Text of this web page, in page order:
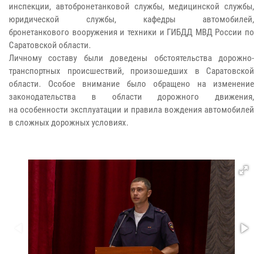
инспекции, автобронетанковой службы, медицинской службы,
юридической службы, кафедры автомобилей,
бронетанкового вооружения и техники и ГИБДД МВД России по
Саратовской области.
Личному составу были доведены обстоятельства дорожно-
транспортных происшествий, произошедших в Саратовской
области. Особое внимание было обращено на изменение
законодательства в области дорожного движения,
на особенности эксплуатации и правила вождения автомобилей
в сложных дорожных условиях.